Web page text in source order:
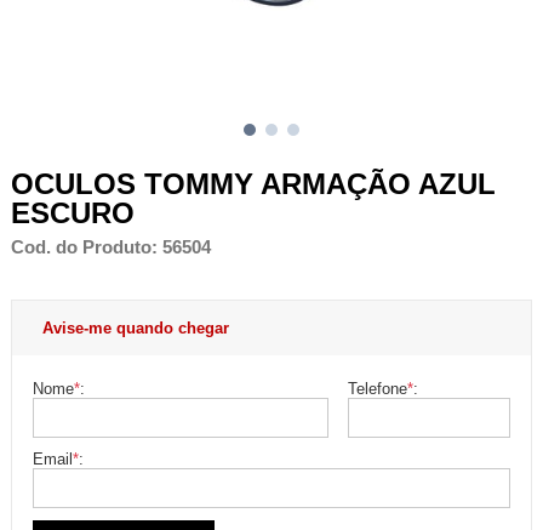
OCULOS TOMMY ARMAÇÃO AZUL
ESCURO
Cod. do Produto: 56504
Avise-me quando chegar
Nome*: Telefone*:
Email*: